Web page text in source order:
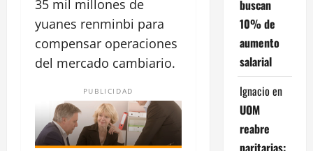
35 mil millones de
yuanes renminbi para
compensar operaciones
del mercado cambiario.
PUBLICIDAD
buscan
10% de
aumento
salarial
Ignacio en
UOM
reabre
paritarias: